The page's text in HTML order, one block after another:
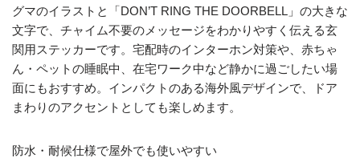
グマのイラストと「DON’T RING THE DOORBELL」の大きな
文字で、チャイム不要のメッセージをわかりやすく伝える玄
関用ステッカーです。宅配時のインターホン対策や、赤ちゃ
ん・ペットの睡眠中、在宅ワーク中など静かに過ごしたい場
面にもおすすめ。インパクトのある海外風デザインで、ドア
まわりのアクセントとしても楽しめます。
防水・耐候仕様で屋外でも使いやすい